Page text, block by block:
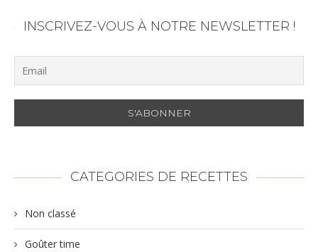
INSCRIVEZ-VOUS À NOTRE NEWSLETTER !
CATEGORIES DE RECETTES
Non classé
Goûter time